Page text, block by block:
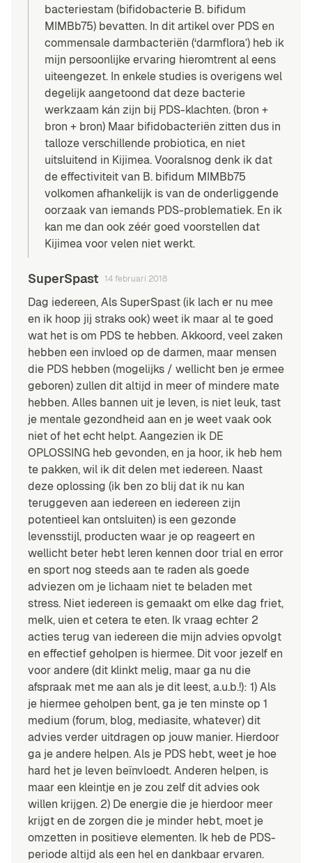
bacteriestam (bifidobacterie B. bifidum
MIMBb75) bevatten. In dit artikel over PDS en
commensale darmbacteriën (‘darmflora’) heb ik
mijn persoonlijke ervaring hieromtrent al eens
uiteengezet. In enkele studies is overigens wel
degelijk aangetoond dat deze bacterie
werkzaam kán zijn bij PDS-klachten. (bron +
bron + bron) Maar bifidobacteriën zitten dus in
talloze verschillende probiotica, en niet
uitsluitend in Kijimea. Vooralsnog denk ik dat
de effectiviteit van B. bifidum MIMBb75
volkomen afhankelijk is van de onderliggende
oorzaak van iemands PDS-problematiek. En ik
kan me dan ook zéér goed voorstellen dat
Kijimea voor velen niet werkt.
SuperSpast 14 februari 2018
Dag iedereen, Als SuperSpast (ik lach er nu mee
en ik hoop jij straks ook) weet ik maar al te goed
wat het is om PDS te hebben. Akkoord, veel zaken
hebben een invloed op de darmen, maar mensen
die PDS hebben (mogelijks / wellicht ben je ermee
geboren) zullen dit altijd in meer of mindere mate
hebben. Alles bannen uit je leven, is niet leuk, tast
je mentale gezondheid aan en je weet vaak ook
niet of het echt helpt. Aangezien ik DE
OPLOSSING heb gevonden, en ja hoor, ik heb hem
te pakken, wil ik dit delen met iedereen. Naast
deze oplossing (ik ben zo blij dat ik nu kan
teruggeven aan iedereen en iedereen zijn
potentieel kan ontsluiten) is een gezonde
levensstijl, producten waar je op reageert en
wellicht beter hebt leren kennen door trial en error
en sport nog steeds aan te raden als goede
adviezen om je lichaam niet te beladen met
stress. Niet iedereen is gemaakt om elke dag friet,
melk, uien et cetera te eten. Ik vraag echter 2
acties terug van iedereen die mijn advies opvolgt
en effectief geholpen is hiermee. Dit voor jezelf en
voor andere (dit klinkt melig, maar ga nu die
afspraak met me aan als je dit leest, a.u.b.!): 1) Als
je hiermee geholpen bent, ga je ten minste op 1
medium (forum, blog, mediasite, whatever) dit
advies verder uitdragen op jouw manier. Hierdoor
ga je andere helpen. Als je PDS hebt, weet je hoe
hard het je leven beïnvloedt. Anderen helpen, is
maar een kleintje en je zou zelf dit advies ook
willen krijgen. 2) De energie die je hierdoor meer
krijgt en de zorgen die je minder hebt, moet je
omzetten in positieve elementen. Ik heb de PDS-
periode altijd als een hel en dankbaar ervaren.